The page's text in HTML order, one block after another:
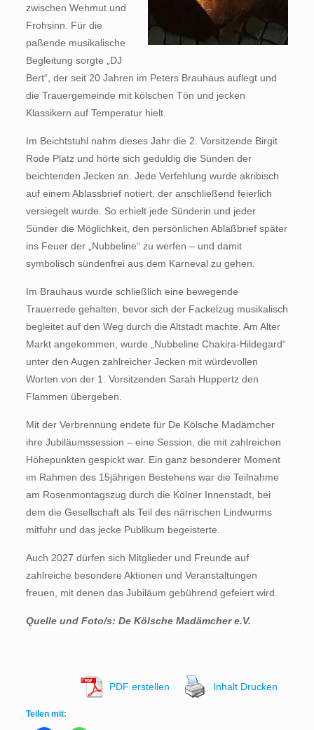
zwischen Wehmut und
Frohsinn. Für die
paßende musikalische
Begleitung sorgte „DJ
Bert“, der seit 20 Jahren im Peters Brauhaus auflegt und
die Trauergemeinde mit kölschen Tön und jecken
Klassikern auf Temperatur hielt.
Im Beichtstuhl nahm dieses Jahr die 2. Vorsitzende Birgit
Rode Platz und hörte sich geduldig die Sünden der
beichtenden Jecken an. Jede Verfehlung wurde akribisch
auf einem Ablassbrief notiert, der anschließend feierlich
versiegelt wurde. So erhielt jede Sünderin und jeder
Sünder die Möglichkeit, den persönlichen Ablaßbrief später
ins Feuer der „Nubbeline“ zu werfen – und damit
symbolisch sündenfrei aus dem Karneval zu gehen.
Im Brauhaus wurde schließlich eine bewegende
Trauerrede gehalten, bevor sich der Fackelzug musikalisch
begleitet auf den Weg durch die Altstadt machte. Am Alter
Markt angekommen, wurde „Nubbeline Chakira-Hildegard“
unter den Augen zahlreicher Jecken mit würdevollen
Worten von der 1. Vorsitzenden Sarah Huppertz den
Flammen übergeben.
Mit der Verbrennung endete für De Kölsche Madämcher
ihre Jubiläumssession – eine Session, die mit zahlreichen
Höhepunkten gespickt war. Ein ganz besonderer Moment
im Rahmen des 15jährigen Bestehens war die Teilnahme
am Rosenmontagszug durch die Kölner Innenstadt, bei
dem die Gesellschaft als Teil des närrischen Lindwurms
mitfuhr und das jecke Publikum begeisterte.
Auch 2027 dürfen sich Mitglieder und Freunde auf
zahlreiche besondere Aktionen und Veranstaltungen
freuen, mit denen das Jubiläum gebührend gefeiert wird.
Quelle und Foto/s: De Kölsche Madämcher e.V.
PDF erstellen Inhalt Drucken
Teilen mit: